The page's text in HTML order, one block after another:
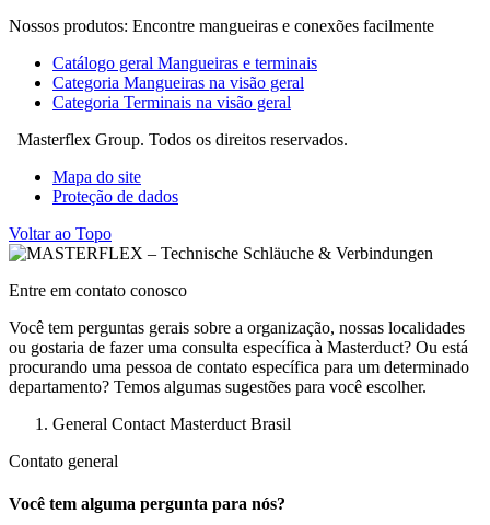
Nossos produtos: Encontre mangueiras e conexões facilmente
Catálogo geral Mangueiras e terminais
Categoria Mangueiras na visão geral
Categoria Terminais na visão geral
Masterflex Group. Todos os direitos reservados.
Mapa do site
Proteção de dados
Voltar ao Topo
Entre em contato conosco
Você tem perguntas gerais sobre a organização, nossas localidades
ou gostaria de fazer uma consulta específica à Masterduct? Ou está
procurando uma pessoa de contato específica para um determinado
departamento? Temos algumas sugestões para você escolher.
General Contact Masterduct Brasil
Contato general
Você tem alguma pergunta para nós?